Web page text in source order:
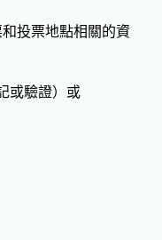
投票地點相關的資
或驗證）或